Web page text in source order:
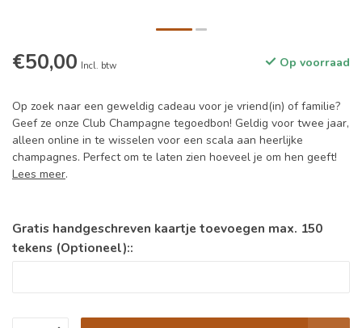
€50,00 Incl. btw Op voorraad
Op zoek naar een geweldig cadeau voor je vriend(in) of familie?
Geef ze onze Club Champagne tegoedbon! Geldig voor twee jaar,
alleen online in te wisselen voor een scala aan heerlijke
champagnes. Perfect om te laten zien hoeveel je om hen geeft!
Lees meer.
Gratis handgeschreven kaartje toevoegen max. 150
tekens (Optioneel)::